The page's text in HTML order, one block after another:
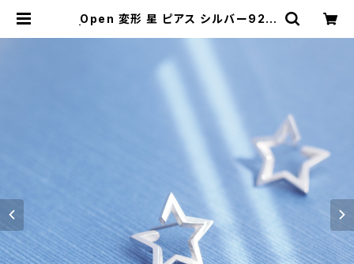
Open 変形 星 ピアス シルバー925